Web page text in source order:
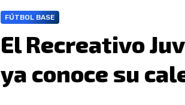
FÚTBOL BASE
El Recreativo
ya conoce su